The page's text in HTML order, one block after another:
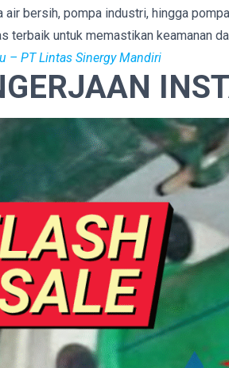
air bersih, pompa industri, hingga
terbaik untuk memastikan keamanan
– PT Lintas Sinergy Mandiri